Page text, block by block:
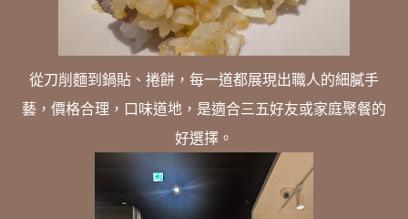
從刀削麵到鍋貼、捲餅，每一道都展現出職人的細膩手
藝，價格合理，口味道地，是適合三五好友或家庭聚餐的
好選擇。